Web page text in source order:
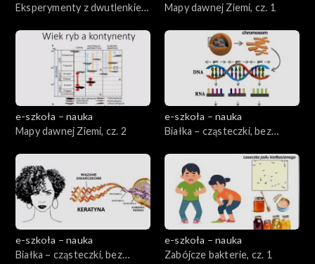
Eksperymenty z dwutlenkiem
Mapy dawnej Ziemi, cz. 1
e-szkoła – nauka
Mapy dawnej Ziemi, cz. 2
e-szkoła – nauka
Białka – cząsteczki, bez
e-szkoła – nauka
Białka – cząsteczki, bez
e-szkoła – nauka
Zabójcze bakterie, cz. 1